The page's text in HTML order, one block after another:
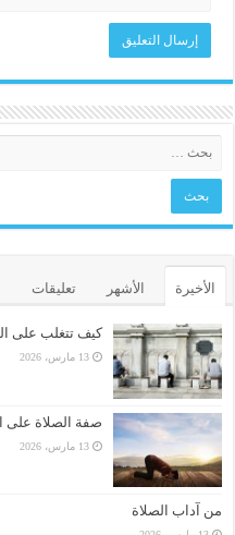
الأخيرة الأشهر تعليقات
كيف تتغلب على
13 مارس، 2026
صفة الصلاة على
13 مارس، 2026
من آداب الصلاة